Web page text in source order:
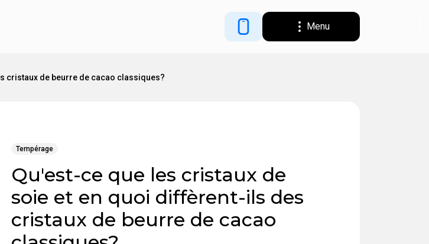
Menu
cristaux de beurre de cacao classiques?
Tempérage
Qu'est-ce que les cristaux de
soie et en quoi diffèrent-ils des
cristaux de beurre de cacao